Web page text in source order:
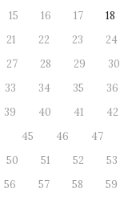
15 16 17 18
21 22 23 24
27 28 29 30
33 34 35 36
39 40 41 42
45 46 47
50 51 52 53
56 57 58 59